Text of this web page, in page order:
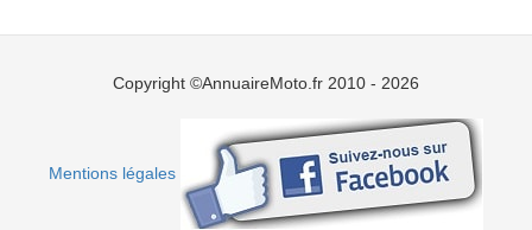
Copyright ©AnnuaireMoto.fr 2010 - 2026
Mentions légales